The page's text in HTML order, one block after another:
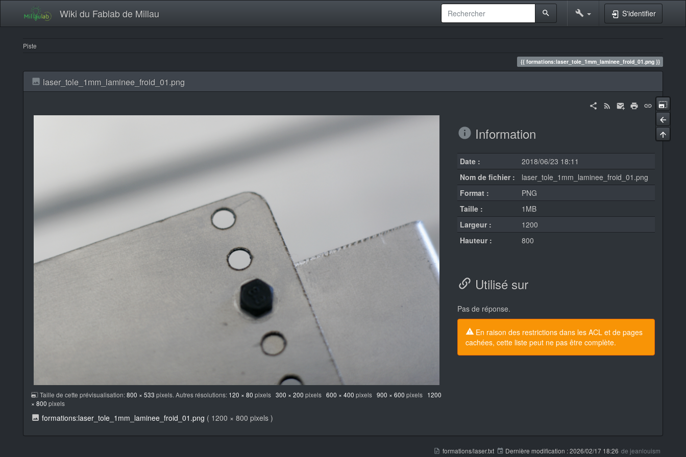
Wiki du Fablab de Millau S'identifier
Piste
formations:laser_tole_1mm_laminee_froid_01.png
laser_tole_1mm_laminee_froid_01.png
Taille de cette prévisualisation:800 × 533 pixels. Autres résolutions: 120 × 80 pixels300 × 200 pixels600 × 400 pixels900 × 600 pixels 1200
× 800 pixels
formations:laser_tole_1mm_laminee_froid_01.png ( 1200 × 800 pixels )
Information
Date :
2018/06/23 18:11
Nom de fichier :
laser_tole_1mm_laminee_froid_01.png
Format :
PNG
Taille :
1MB
Largeur :
1200
Hauteur :
800
Utilisé sur
Pas de réponse.
En raison des restrictions dans les ACL et de pages
cachées, cette liste peut ne pas être complète.
formations/laser.txt Dernière modification :2026/02/17 18:26 de jeanlouism